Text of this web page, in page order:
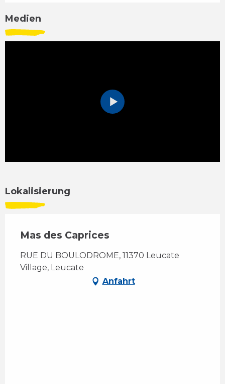
Medien
Lokalisierung
Mas des Caprices
RUE DU BOULODROME, 11370 Leucate
Village, Leucate
Anfahrt